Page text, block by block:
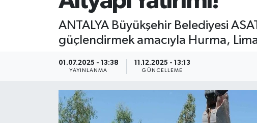
ANTALYA Büyükşehir Belediyesi
güçlendirmek amacıyla Hurma,
01.07.2025 - 13:38
YAYINLANMA
11.12.2025 - 13:13
GÜNCELLEME
Ekonomi
Haber Kuşakları
Süper Lig Puan Durumu ve Fikstür
Tüm Manşetler